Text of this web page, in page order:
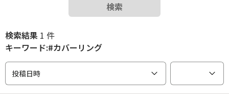
検索
検索結果 1 件
キーワード:#カバーリング
投稿日時